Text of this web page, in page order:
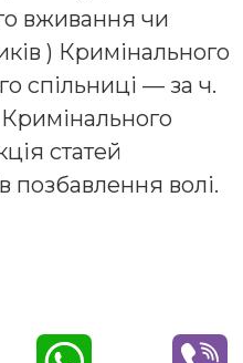
вживання чи
) Кримінального
спільниці — за ч.
Кримінального
статей
позбавлення волі.